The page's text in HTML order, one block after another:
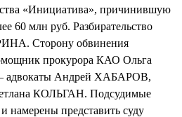
«Инициатива», причинившую
60 млн руб. Разбирательство
Сторону обвинения
прокурора КАО Ольга
адвокаты Андрей ХАБАРОВ,
КОЛЬГАН. Подсудимые
намерены представить суду